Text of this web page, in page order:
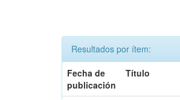
Resultados por ítem:
Fecha de
publicación
Título